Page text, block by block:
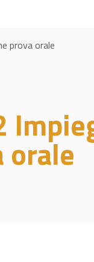
prova orale
orale